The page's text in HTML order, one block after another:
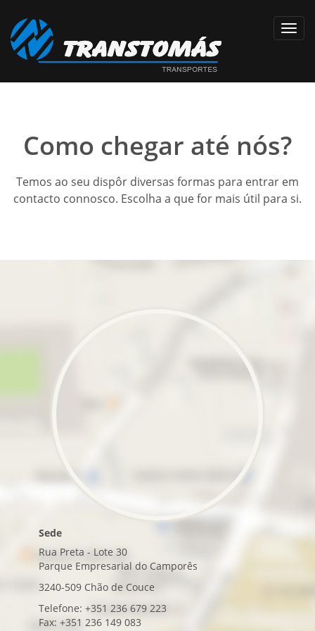
Como chegar até nós?
Temos ao seu dispôr diversas formas para entrar em
contacto connosco. Escolha a que for mais útil para si.
Sede
Rua Preta - Lote 30
Parque Empresarial do Camporês
3240-509 Chão de Couce
Telefone: +351 236 679 223
Fax: +351 236 149 083